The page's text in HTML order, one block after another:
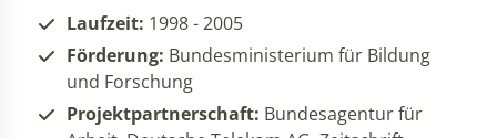
Laufzeit: 1998 - 2005
Förderung: Bundesministerium für Bildung
und Forschung
Projektpartnerschaft: Bundesagentur für